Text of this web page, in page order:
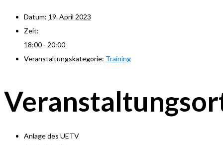
Datum: 19. April 2023
Zeit:
18:00 - 20:00
Veranstaltungskategorie: Training
Anlage des UETV